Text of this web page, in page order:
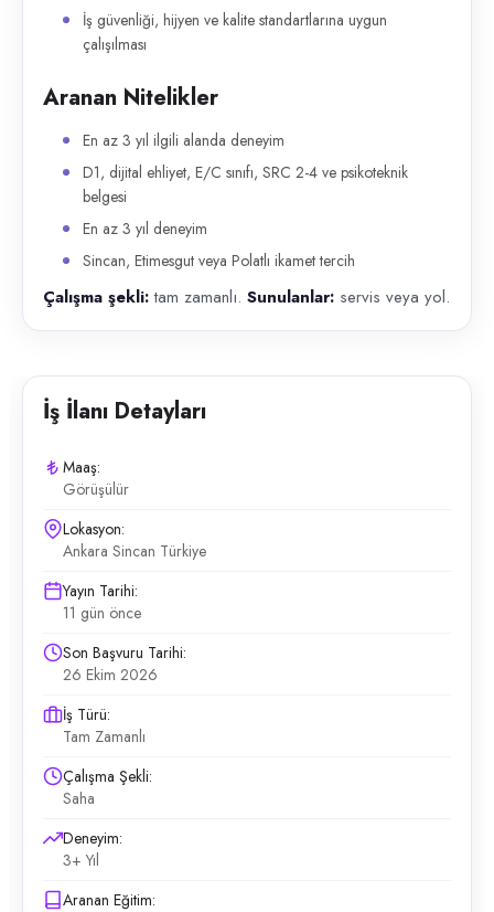
İş güvenliği, hijyen ve kalite standartlarına uygun
çalışılması
Aranan Nitelikler
En az 3 yıl ilgili alanda deneyim
D1, dijital ehliyet, E/C sınıfı, SRC 2-4 ve psikoteknik
belgesi
En az 3 yıl deneyim
Sincan, Etimesgut veya Polatlı ikamet tercih
Çalışma şekli:tam zamanlı. Sunulanlar: servis veya yol.
İş İlanı Detayları
Maaş:
Görüşülür
Lokasyon:
Ankara Sincan Türkiye
Yayın Tarihi:
11 gün önce
Son Başvuru Tarihi:
26 Ekim 2026
İş Türü:
Tam Zamanlı
Çalışma Şekli:
Saha
Deneyim:
3+ Yıl
Aranan Eğitim: